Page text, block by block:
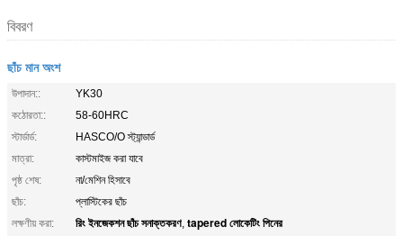
বিবরণ
ছাঁচ মান অংশ
উপাদান::
YK30
কঠোরতা::
58-60HRC
স্টার্ডার্ড:
HASCO/O স্ট্যান্ডার্ড
মাত্রা:
কাস্টমাইজ করা যাবে
পৃষ্ঠ শেষ:
না/মেশিন হিসাবে
ছাঁচ:
প্লাস্টিকের ছাঁচ
লক্ষণীয় করা:
রিং ইনজেকশন ছাঁচ সনাক্তকরণ, tapered লোকেটিং পিনের